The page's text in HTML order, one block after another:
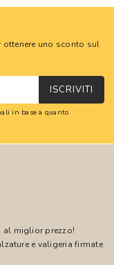
ottenere uno sconto sul
ISCRIVITI
in base a quanto
al miglior prezzo!
e valigeria firmate